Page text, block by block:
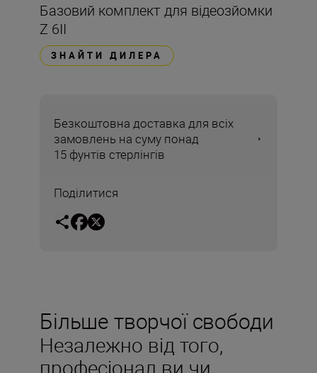
Базовий комплект для відеозйомки
Z 6II
ЗНАЙТИ ДИЛЕРА
Безкоштовна доставка для всіх
замовлень на суму понад
15 фунтів стерлінгів
Поділитися
Більше творчої свободи
Незалежно від того,
професіонал ви чи